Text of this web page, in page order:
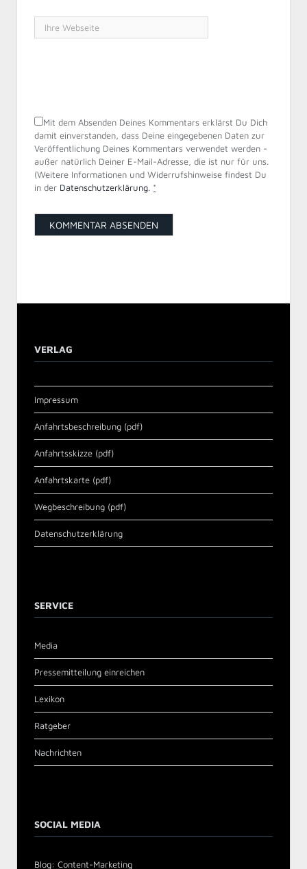
Mit dem Absenden Deines Kommentars erklärst Du Dich
damit einverstanden, dass Deine eingegebenen Daten zur
Veröffentlichung Deines Kommentars verwendet werden -
außer natürlich Deiner E-Mail-Adresse, die ist nur für uns.
(Weitere Informationen und Widerrufshinweise findest Du
in der Datenschutzerklärung. *
VERLAG
Impressum
Anfahrtsbeschreibung (pdf)
Anfahrtsskizze (pdf)
Anfahrtskarte (pdf)
Wegbeschreibung (pdf)
Datenschutzerklärung
SERVICE
Media
Pressemitteilung einreichen
Lexikon
Ratgeber
Nachrichten
SOCIAL MEDIA
Blog: Content-Marketing